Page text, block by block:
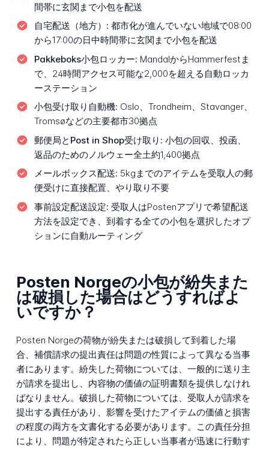
間帯に玄関まで小包を配送
自宅配送（地方）: 都市化が進んでいない地域で08:00
から17:00の日中時間帯に玄関まで小包を配送
Pakkeboks小包ロッカー: MandalからHammerfestま
で、24時間アクセス可能な2,000を超える自動ロッカ
ーステーション
小包受け取り自動機: Oslo、Trondheim、Stavanger、
Tromsøなどの主要都市30拠点
郵便局とPost in Shop受け取り: 小包の回収、投函、
返品のためのノルウェー全土約1,400拠点
メールボックス配送: 5kgまでのアイテムを受取人の郵
便受けに直接配置、やり取り不要
事前設定配送設定: 受取人はPostenアプリで希望配送
方法を設定でき、到着する全ての小包を選択したオプ
ションに自動ルーティング
Posten Norgeの小包が紛失また
は破損した場合はどうすればよ
いですか？
Posten Norgeの荷物が紛失または破損して到着した場
合、補償請求の提出責任は問題の性質によって異なる当事
者にあります。紛失した荷物については、一般的に送り主
が請求を提出し、内容物の価値の証明書類を提供しなけれ
ばなりません。破損した荷物については、受取人が請求を
提出する責任があり、影響を受けたアイテムの価値と損害
の程度の両方を文書化する必要があります。この責任分担
により、問題が特定されたら正しい当事者が迅速に行動す